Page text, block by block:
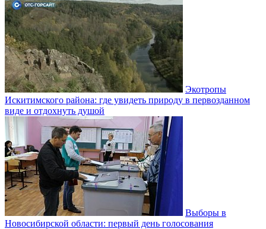
Экотропы
Искитимского района: где увидеть природу в первозданном
виде и отдохнуть душой
Выборы в
Новосибирской области: первый день голосования